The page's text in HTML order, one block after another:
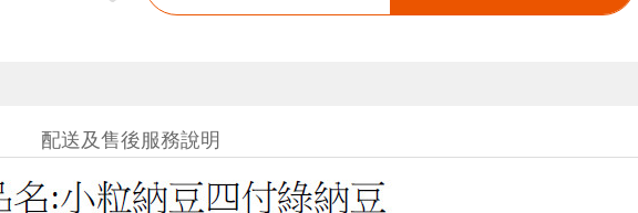
配送及售後服務說明